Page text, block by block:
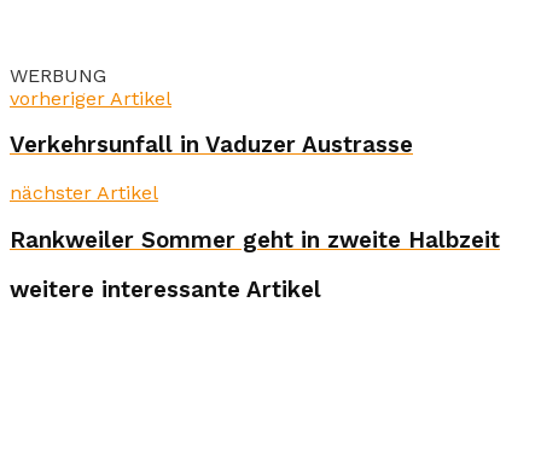
WERBUNG
vorheriger Artikel
Verkehrsunfall in Vaduzer Austrasse
nächster Artikel
Rankweiler Sommer geht in zweite Halbzeit
weitere interessante Artikel